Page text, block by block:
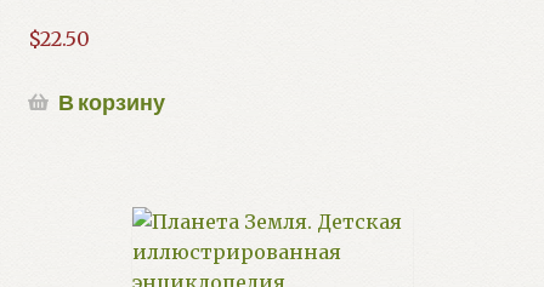
$22.50
В корзину